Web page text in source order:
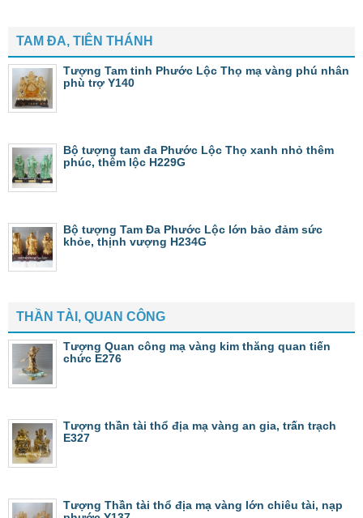
TAM ĐA, TIÊN THÁNH
Tượng Tam tinh Phước Lộc Thọ mạ vàng phú nhân
phù trợ Y140
Bộ tượng tam đa Phước Lộc Thọ xanh nhỏ thêm
phúc, thêm lộc H229G
Bộ tượng Tam Đa Phước Lộc lớn bảo đảm sức
khỏe, thịnh vượng H234G
THẦN TÀI, QUAN CÔNG
Tượng Quan công mạ vàng kim thăng quan tiến
chức E276
Tượng thần tài thổ địa mạ vàng an gia, trấn trạch
E327
Tượng Thần tài thổ địa mạ vàng lớn chiêu tài, nạp